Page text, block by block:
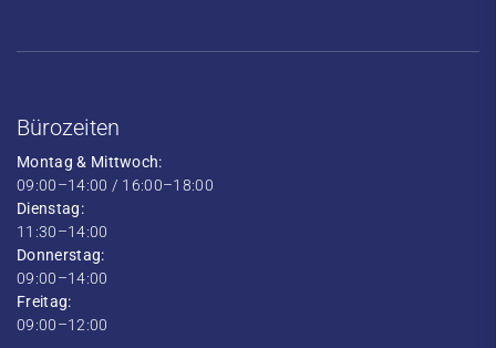
Bürozeiten
Montag & Mittwoch:
09:00–14:00 / 16:00–18:00
Dienstag:
11:30–14:00
Donnerstag:
09:00–14:00
Freitag:
09:00–12:00